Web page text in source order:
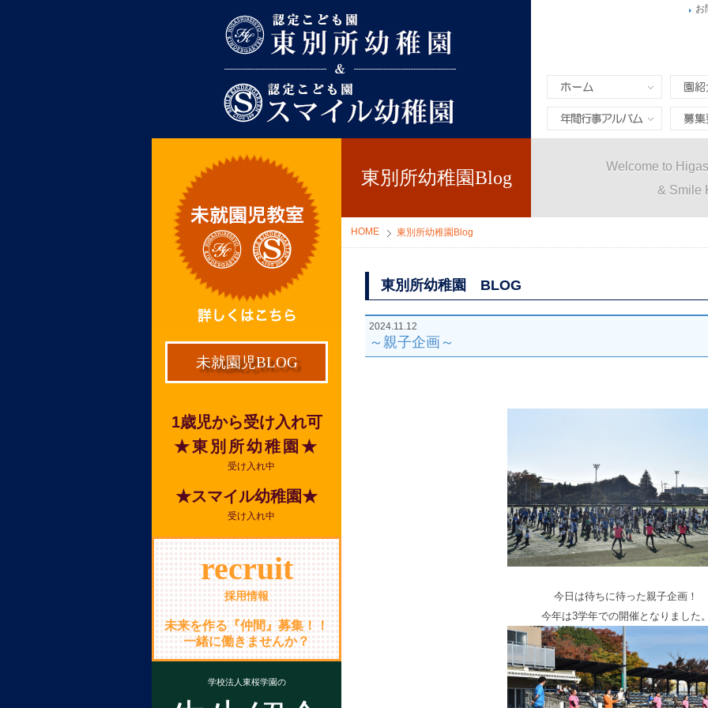
お
園紹介
年間行事&アルバム 募集要
東別所幼稚園Blog
Welcome to
& Smile
HOME 東別所幼稚園Blog
東別所幼稚園 BLOG
2024.11.12
～親子企画～
今日は待ちに待った親子企画！
今年は3学年での開催となりました
未就園児BLOG
1歳児から受け入れ可
★東別所幼稚園★
受け入れ中
★スマイル幼稚園★
受け入れ中
recruit
採用情報
未来を作る『仲間』募集！！
一緒に働きませんか？
学校法人東桜学園の